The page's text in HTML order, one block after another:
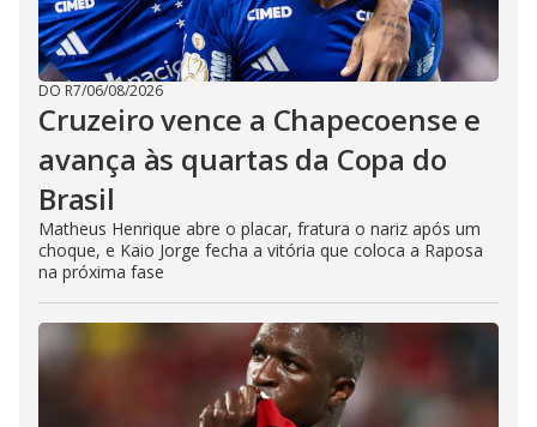
DO R7/06/08/2026
Cruzeiro vence a Chapecoense e
avança às quartas da Copa do
Brasil
Matheus Henrique abre o placar, fratura o nariz após um
choque, e Kaio Jorge fecha a vitória que coloca a Raposa
na próxima fase